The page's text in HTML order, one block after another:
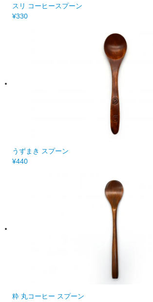
スリ コーヒースプーン
¥330
うずまき スプーン
¥440
粋 丸コーヒー スプーン